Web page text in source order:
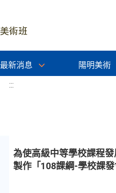
最新消息 陽明美術
:::
為使高級中等學校課程
製作「108課綱-學校課